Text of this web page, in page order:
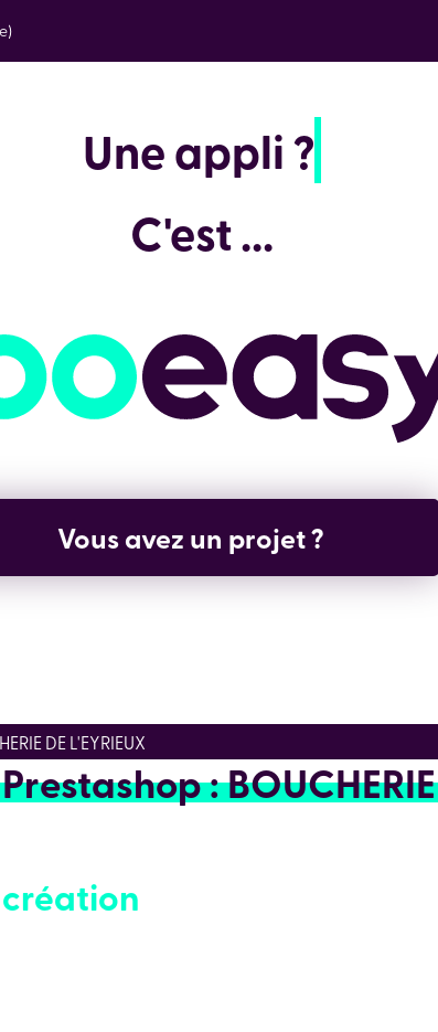
Une a
C'est ...
Vous avez un projet ?
DE L'EYRIEUX
: